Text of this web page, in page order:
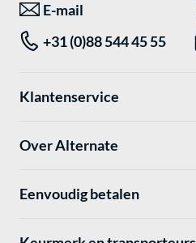
E-mail
+31 (0)88 544 45 55
Klantenservice
Over Alternate
Eenvoudig betalen